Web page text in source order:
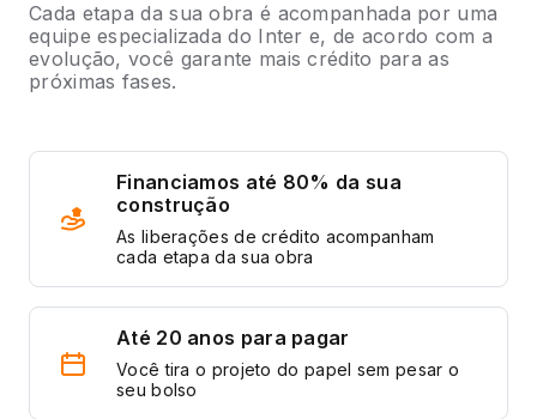
Cada etapa da sua obra é acompanhada por uma
equipe especializada do Inter e, de acordo com a
evolução, você garante mais crédito para as
próximas fases.
Financiamos até 80% da sua
construção
As liberações de crédito acompanham
cada etapa da sua obra
Até 20 anos para pagar
Você tira o projeto do papel sem pesar o
seu bolso